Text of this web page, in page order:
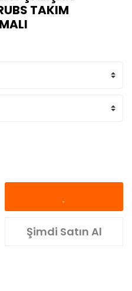
TAKIM
Şimdi Satın Al